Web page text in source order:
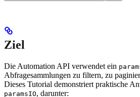
Ziel
Die Automation API verwendet ein
Abfragesammlungen zu filtern, zu
Dieses Tutorial demonstriert praktische
paramsIO, darunter: